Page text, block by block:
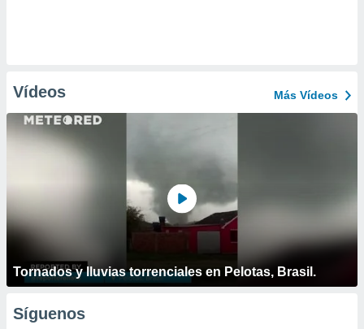
Vídeos Más Vídeos
Tornados y lluvias torrenciales en Pelotas, Brasil.
Síguenos